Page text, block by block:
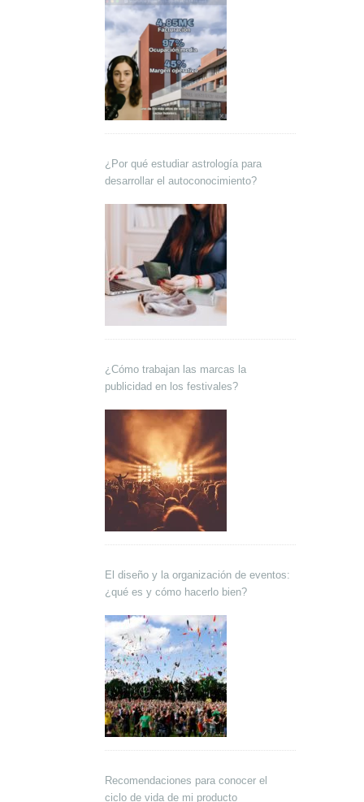
¿Por qué estudiar astrología para
desarrollar el autoconocimiento?
¿Cómo trabajan las marcas la
publicidad en los festivales?
El diseño y la organización de eventos:
¿qué es y cómo hacerlo bien?
Recomendaciones para conocer el
ciclo de vida de mi producto